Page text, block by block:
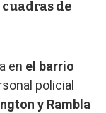
de
en el barrio
policial
y Rambla